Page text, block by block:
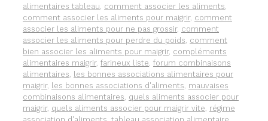
alimentaires tableau comment associer les aliments
comment associer les aliments pour maigrir, comment
associer les aliments pour ne pas grossir, comment
associer les aliments pour perdre du poids comment
bien associer les aliments pour maigrir, compléments
alimentaires maigrir, farineux liste forum combinaisons
alimentaires les bonnes associations alimentaires pour
maigrir, les bonnes associations d'aliments mauvaises
combinaisons alimentaires quels aliments associer pour
maigrir, quels aliments associer pour maigrir vite régime